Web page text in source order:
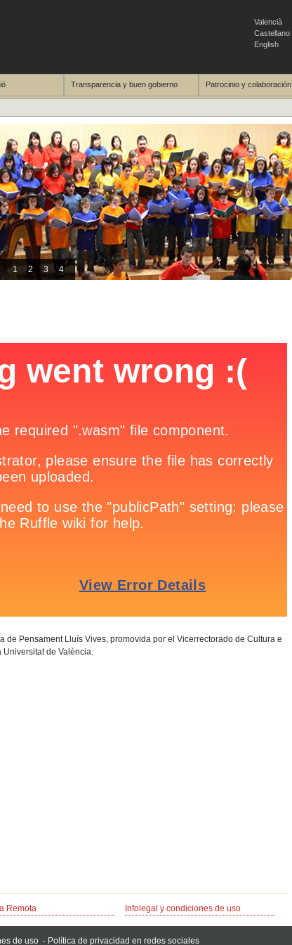
Valencià
Castellano
English
Transparencia y buen gobierno Patrocinio y colaboración
1 2 3 4
Pensament Lluís Vives, promovida por el Vicerrectorado de Cultura e
de València.
Remota Infolegal y condiciones de uso
de uso - Política de privacidad en redes sociales